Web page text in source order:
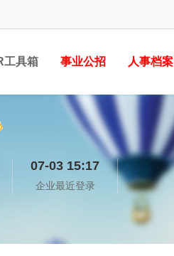
工具箱 事业公招 人事档案
07-03 15:17
企业最近登录